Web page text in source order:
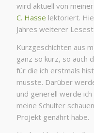
wird aktuell von
C. Hasse lektoriert.
Jahres weiterer
Kurzgeschichten aus
ganz so kurz, so auch
für die ich erstmals
musste. Darüber
und generell werde
meine Schulter
Projekt genährt habe.